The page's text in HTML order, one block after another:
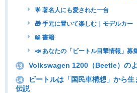
🌟 著名人にも愛された一台
🎁 手元に置いて楽しむ｜モデルカー
📖 書籍
📣 あなたの「ビートル目撃情報」募
13. Volkswagen 1200（Beetle）の
14.
ビートルは「国民車構想」から
伝説